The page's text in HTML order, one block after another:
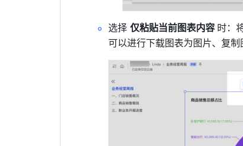
选择 仅粘贴当前图表内容 时：
可以进行下载图表为图片、复制